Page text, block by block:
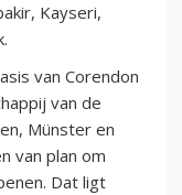
Kayseri,
van Corendon
van de
Münster en
van plan om
Dat ligt